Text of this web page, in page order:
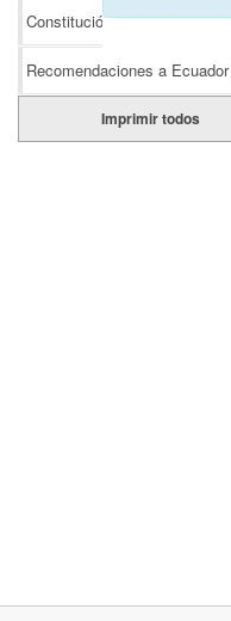
Constitución(0)
Recomendaciones a Ecuador
Imprimir todos